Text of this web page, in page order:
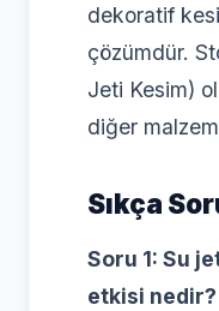
dekoratif
çözümdür.
Jeti Kesim)
diğer
Sıkça
Soru 1: Su
etkisi nedir?